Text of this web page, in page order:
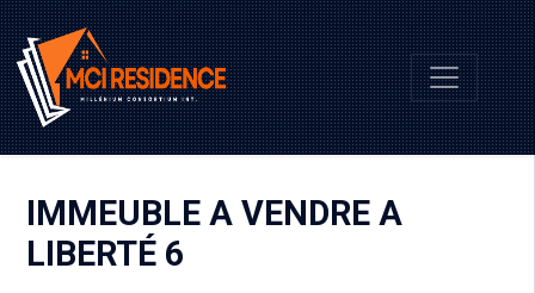
IMMEUBLE A VENDRE A
LIBERTÉ 6